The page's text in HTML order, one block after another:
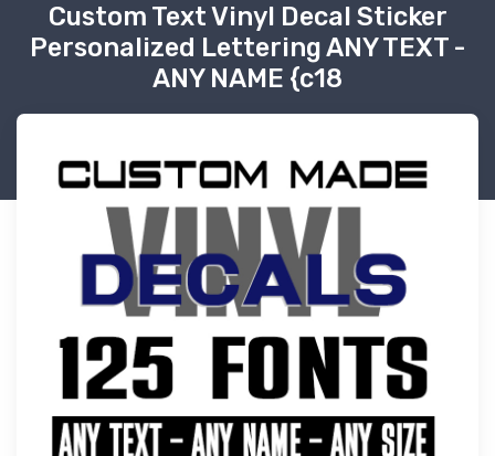
Custom Text Vinyl Decal Sticker
Personalized Lettering ANY TEXT -
ANY NAME {c18